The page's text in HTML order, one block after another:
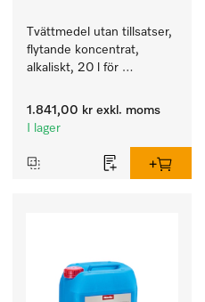
Tvättmedel utan tillsatser,
flytande koncentrat,
alkaliskt, 20 l för
färgäkta kulörtvätt.
1.841,00 kr exkl. moms
I lager